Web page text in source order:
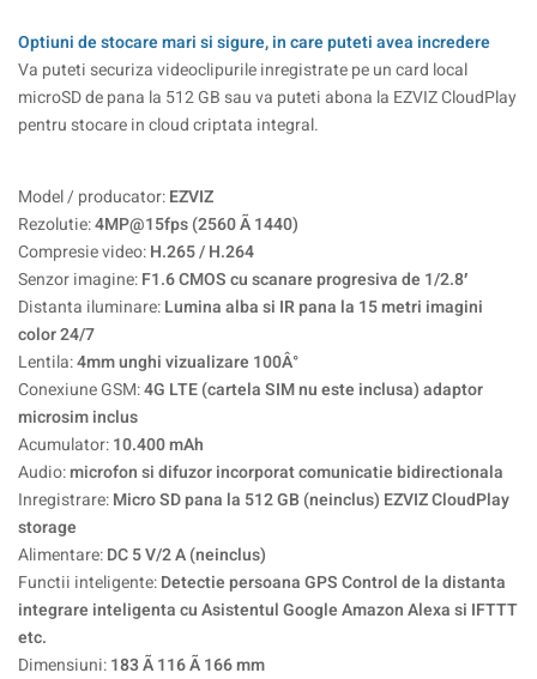
Optiuni de stocare mari si sigure, in care puteti avea incredere
Va puteti securiza videoclipurile inregistrate pe un card local
microSD de pana la 512 GB sau va puteti abona la EZVIZ CloudPlay
pentru stocare in cloud criptata integral.
Model / producator:EZVIZ
Rezolutie:4MP@15fps (2560 Ã 1440)
Compresie video:H.265 / H.264
Senzor imagine:F1.6 CMOS cu scanare progresiva de 1/2.8′
Distanta iluminare:Lumina alba si IR pana la 15 metri imagini
color 24/7
Lentila:4mm unghi vizualizare 100Â°
Conexiune GSM:4G LTE (cartela SIM nu este inclusa) adaptor
microsim inclus
Acumulator:10.400 mAh
Audio:microfon si difuzor incorporat comunicatie bidirectionala
Inregistrare:Micro SD pana la 512 GB (neinclus) EZVIZ CloudPlay
storage
Alimentare:DC 5 V/2 A (neinclus)
Functii inteligente:Detectie persoana GPS Control de la distanta
integrare inteligenta cu Asistentul Google Amazon Alexa si IFTTT
etc.
Dimensiuni:183 Ã 116 Ã 166 mm